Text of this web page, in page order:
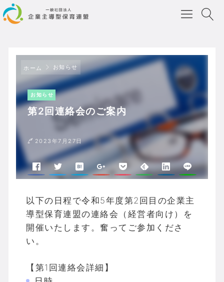
ホーム お知らせ
お知らせ
第2回連絡会のご案内
2023年7月27日
以下の日程で令和5年度第2回目の企業主
導型保育連盟の連絡会（経営者向け）を
開催いたします。奮ってご参加くださ
い。
【第1回連絡会詳細】